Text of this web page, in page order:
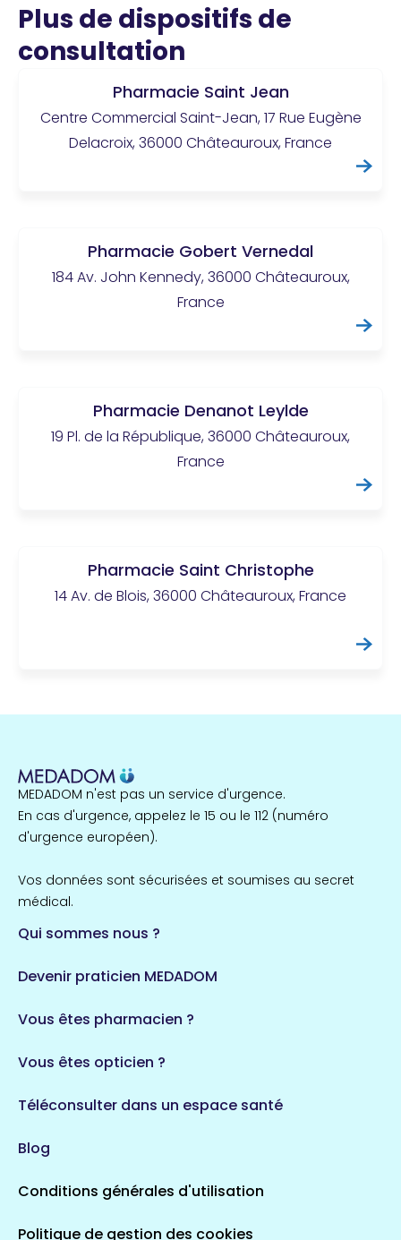
Plus de dispositifs de
consultation
Pharmacie Saint Jean
Centre Commercial Saint-Jean, 17 Rue Eugène
Delacroix, 36000 Châteauroux, France
Pharmacie Gobert Vernedal
184 Av. John Kennedy, 36000 Châteauroux,
France
Pharmacie Denanot Leylde
19 Pl. de la République, 36000 Châteauroux,
France
Pharmacie Saint Christophe
14 Av. de Blois, 36000 Châteauroux, France
MEDADOM n'est pas un service d'urgence.
En cas d'urgence, appelez le 15 ou le 112 (numéro
d'urgence européen).
Vos données sont sécurisées et soumises au secret
médical.
Qui sommes nous ?
Devenir praticien MEDADOM
Vous êtes pharmacien ?
Vous êtes opticien ?
Téléconsulter dans un espace santé
Blog
Conditions générales d'utilisation
Politique de gestion des cookies